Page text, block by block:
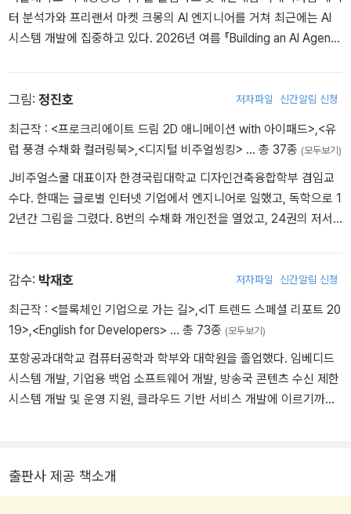
터 분석가와 프리랜서 마켓 크몽의 AI 엔지니어를 거쳐 최근에는 AI
시스템 개발에 집중하고 있다. 2026년 여름 『Building an AI Agent
한 실전 AI 애플리케이션 개발』(책만, 2024)을 저술, 출간했다. 『파
그림: 정진호 저자파일 신간알림 신청
최근작 : <프로크리에이트 드림 2D 애니메이션 with 아이패드> <유
럽 풍경 수채화 컬러링북> <디지털 비주얼씽킹> … 총 37종 (모두보기)
J비주얼스쿨 대표이자 한경국립대학교 디자인건축융합학부 겸임교
수다. 한때는 글로벌 인터넷 기업에서 엔지니어로 일했고, 독학으로 1
2년간 그림을 그렸다. 8번의 수채화 개인전을 열었고, 24권의 저서
와 디지털을 넘나들며 창작 활동을 즐긴다.
감수: 박재호 저자파일 신간알림 신청
최근작 : <블록체인 기업으로 가는 길> <IT 트렌드 스페셜 리포트 20
19> <English for Developers> … 총 73종 (모두보기)
포항공과대학교 컴퓨터공학과 학부와 대학원을 졸업했다. 임베디드
시스템 개발, 기업용 백업 소프트웨어 개발, 방송국 콘텐츠 수신 제한
시스템 개발 및 운영 지원, 클라우드 기반 서비스 개발에 이르기까지
과 개발자를 위한 유튜브 채널(youtube.com/@채널박재호)을 운영
하며, 개발자들을 위한 각종 교육과 세미나도 지속적으로 진행하고
출판사 제공 책소개